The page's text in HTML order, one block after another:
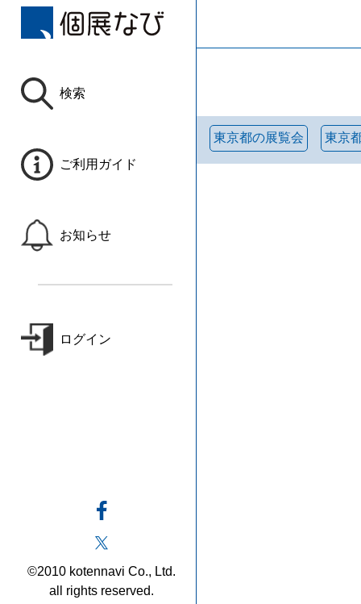
検索
ご利用ガイド
お知らせ
ログイン
©2010 kotennavi Co., Ltd.
all rights reserved.
東京都の展覧会 東京